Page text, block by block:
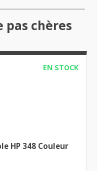
pas chères
EN STOCK
HP 348 Couleur